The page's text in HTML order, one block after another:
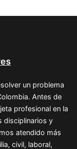
un problema
Antes de
profesional en la
disciplinarios y
atendido más
civil, laboral,